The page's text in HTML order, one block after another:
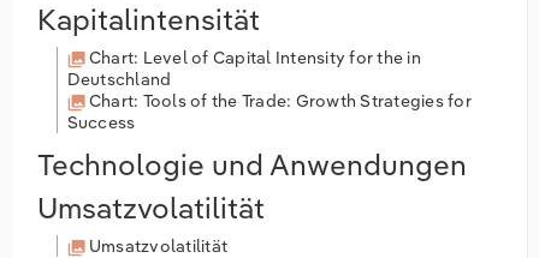
Kapitalintensität
Chart: Level of Capital Intensity for the in
Deutschland
Chart: Tools of the Trade: Growth Strategies for
Success
Technologie und Anwendungen
Umsatzvolatilität
Umsatzvolatilität